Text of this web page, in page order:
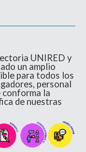
UNIRED y
un amplio
para todos los
personal
la
de nuestras